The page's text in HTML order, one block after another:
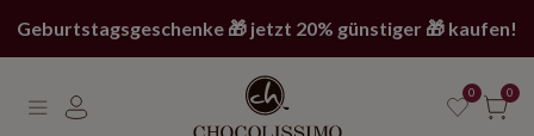
Geburtstagsgeschenke 🎁 jetzt 20% günstiger 🎁 kaufen!
0 0